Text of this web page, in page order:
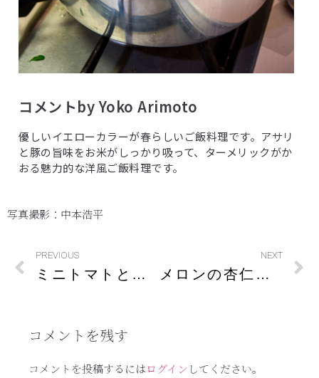
コメントby Yoko Arimoto
優しいイエローカラーが春らしいご飯料理です。アサリ
と豚の旨味をお米がしっかり吸って、ターメリックがか
おる魅力的な洋風ご飯料理です。
写真撮影：中本浩平
PREVIOUS
ミニトマトとバジリコのサラダ
NEXT
メロンの杏仁豆腐
コメントを残す
コメントを投稿するにはログイン してください。